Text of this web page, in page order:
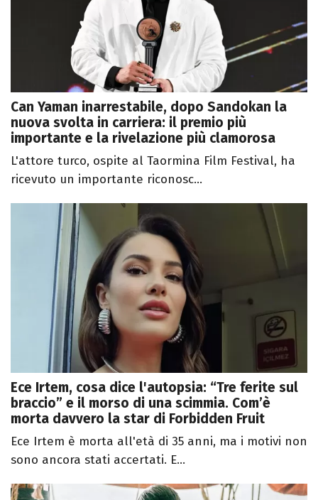
Can Yaman inarrestabile, dopo Sandokan la
nuova svolta in carriera: il premio più
importante e la rivelazione più clamorosa
L'attore turco, ospite al Taormina Film Festival, ha
ricevuto un importante riconosc...
Ece Irtem, cosa dice l'autopsia: “Tre ferite sul
braccio” e il morso di una scimmia. Com’è
morta davvero la star di Forbidden Fruit
Ece Irtem è morta all'età di 35 anni, ma i motivi non
sono ancora stati accertati. E...